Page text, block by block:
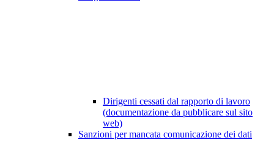
Dirigenti cessati dal rapporto di lavoro
(documentazione da pubblicare sul sito
web)
Sanzioni per mancata comunicazione dei dati